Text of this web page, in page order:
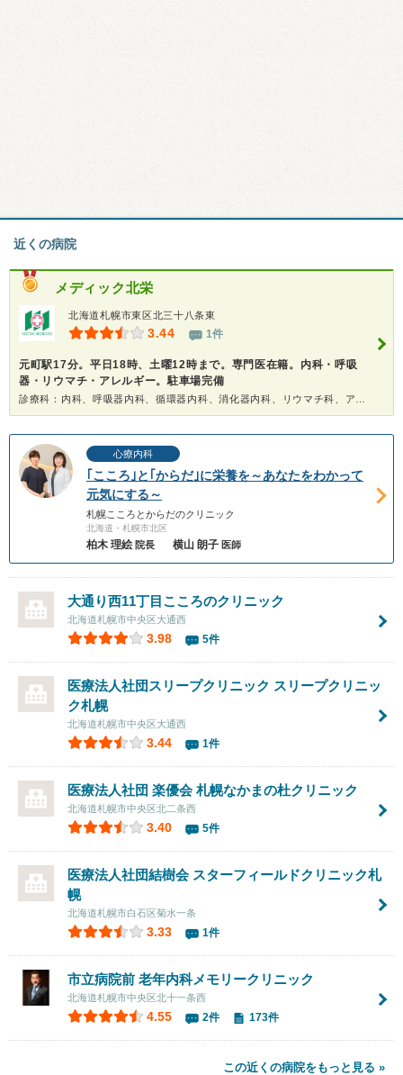
近くの病院
メディック北栄
北海道札幌市東区北三十八条東
3.44 1件
元町駅17分。平日18時、土曜12時まで。専門医在籍。内科・呼吸
器・リウマチ・アレルギー。駐車場完備
心療内科
｢こころ｣と｢からだ｣に栄養を～あなたをわかって
元気にする～
札幌こころとからだのクリニック
北海道・札幌市北区
柏木 理絵 院長 横山 朗子 医師
大通り西11丁目こころのクリニック
北海道札幌市中央区大通西
3.98 5件
医療法人社団スリープクリニック スリープクリニッ
ク札幌
北海道札幌市中央区大通西
3.44 1件
医療法人社団 楽優会 札幌なかまの杜クリニック
北海道札幌市中央区北二条西
3.40 5件
医療法人社団結樹会 スターフィールドクリニック札
幌
北海道札幌市白石区菊水一条
3.33 1件
市立病院前 老年内科メモリークリニック
北海道札幌市中央区北十一条西
4.55 2件 173件
この近くの病院をもっと見る »